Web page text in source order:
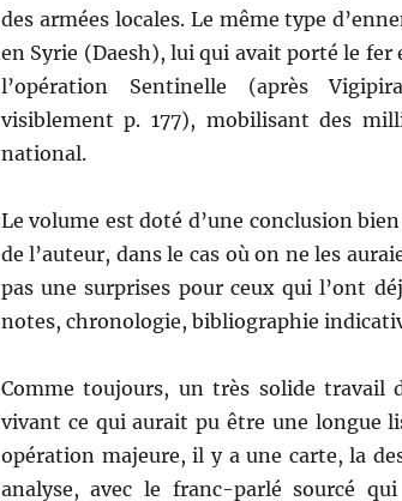
des armées locales. Le même type
en Syrie (Daesh), lui qui avait porté le fer
l’opération Sentinelle (après
visiblement p. 177), mobilisant des
national.
Le volume est doté d’une conclusion
de l’auteur, dans le cas où on ne les
pas une surprises pour ceux qui l’ont
notes, chronologie, bibliographie
Comme toujours, un très solide travail
vivant ce qui aurait pu être une longue
opération majeure, il y a une carte, la
analyse, avec le franc-parlé sourcé